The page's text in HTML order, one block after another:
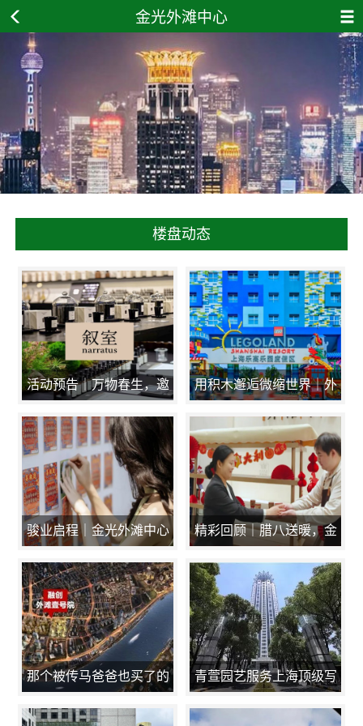
金光外滩中心
楼盘动态
活动预告｜万物春生，邀
你赴一场香氛奇遇
用积木邂逅微缩世界｜外
滩中心登陆LEGOLAND
骏业启程｜金光外滩中心
臻贺新岁
精彩回顾｜腊八送暖，金
光外滩中心愿这份温热伴
您万事“粥”全
那个被传马爸爸也买了的
融创外滩壹号院又来了！
青萱园艺服务上海顶级写
字楼－金光外滩中心